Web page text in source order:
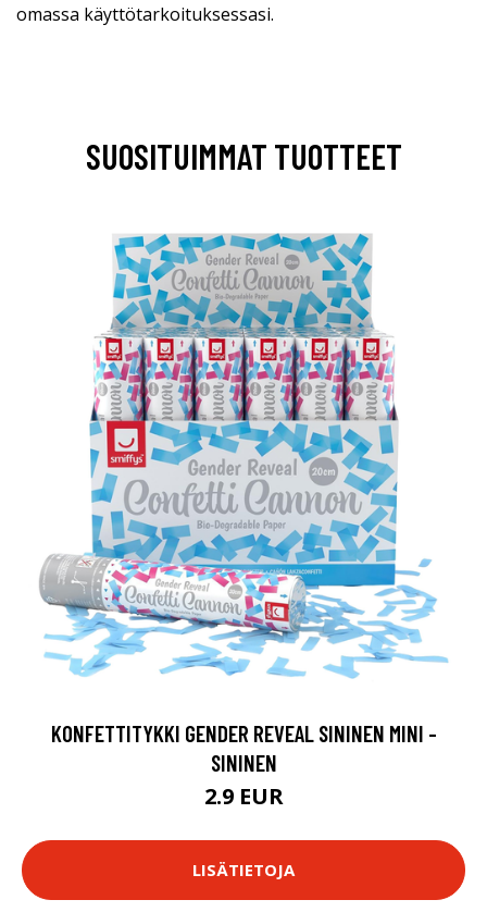
omassa käyttötarkoituksessasi.
SUOSITUIMMAT TUOTTEET
KONFETTITYKKI GENDER REVEAL SININEN MINI -
SININEN
2.9 EUR
LISÄTIETOJA